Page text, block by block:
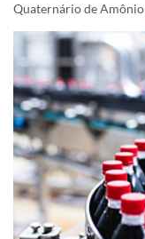
Quaternário de Amônio